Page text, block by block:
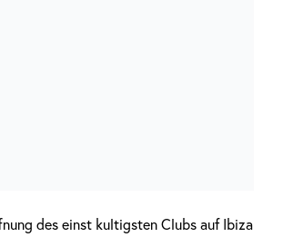
des einst kultigsten Clubs auf Ibiza